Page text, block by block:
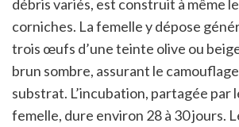
débris variés, est construit à même
corniches. La femelle y dépose
trois œufs d’une teinte olive ou
brun sombre, assurant le
substrat. L’incubation, partagée par
femelle, dure environ 28 à 30 jours.